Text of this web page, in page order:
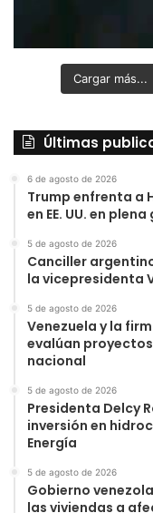
Cargar más...
Últimas
6 de agosto de 2026
Trump enfrenta a
en EE. UU. en
5 de agosto de 2026
Canciller
la vicepresidenta
5 de agosto de 2026
Venezuela y la
evalúan
nacional
5 de agosto de 2026
Presidenta Delcy
inversión en
Energía
5 de agosto de 2026
Gobierno
las viviendas a